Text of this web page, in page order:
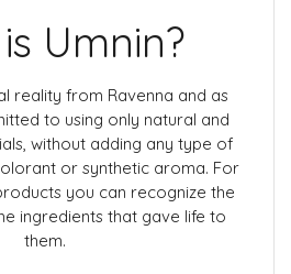
Umnin?
reality from Ravenna and as
to using only natural and
without adding any type of
or synthetic aroma. For
you can recognize the
ingredients that gave life to
them.